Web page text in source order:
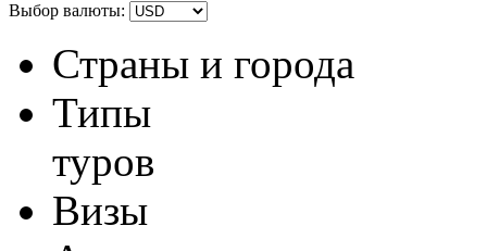
Выбор валюты:
Страны и города
Типы
туров
Визы